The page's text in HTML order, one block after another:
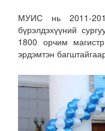
МУИС нь 2011-
бүрэлдэхүүний
1800 орчим
эрдэмтэн